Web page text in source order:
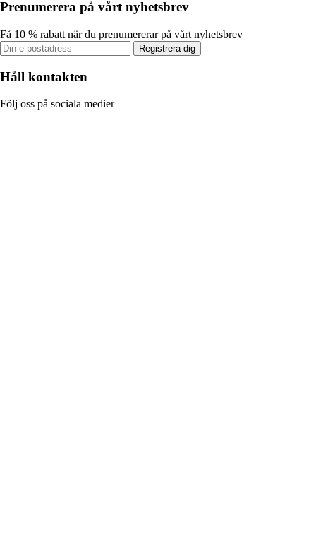
Prenumerera på vårt nyhetsbrev
Få 10 % rabatt när du prenumererar på vårt nyhetsbrev
Registrera dig
Håll kontakten
Följ oss på sociala medier